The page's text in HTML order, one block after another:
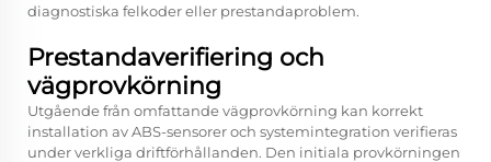
diagnostiska felkoder eller prestandaproblem.
Prestandaverifiering och
vägprovkörning
Utgående från omfattande vägprovkörning kan korrekt
installation av ABS-sensorer och systemintegration verifieras
under verkliga driftförhållanden. Den initiala provkörningen